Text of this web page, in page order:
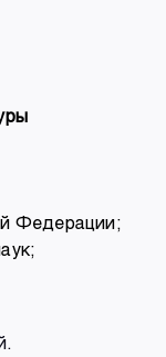
Федерации;